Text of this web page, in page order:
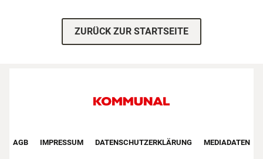
ZURÜCK ZUR STARTSEITE
Footer First Navigation
AGB IMPRESSUM DATENSCHUTZERKLÄRUNG MEDIADATEN